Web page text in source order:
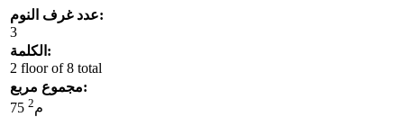
عدد غرف النوم:
3
الكلمة:
2 floor of 8 total
مجموع مربع:
75 م2